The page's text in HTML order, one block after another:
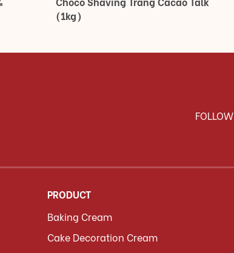
(1kg)
FOLLOW
PRODUCT
Baking Cream
Cake Decoration Cream